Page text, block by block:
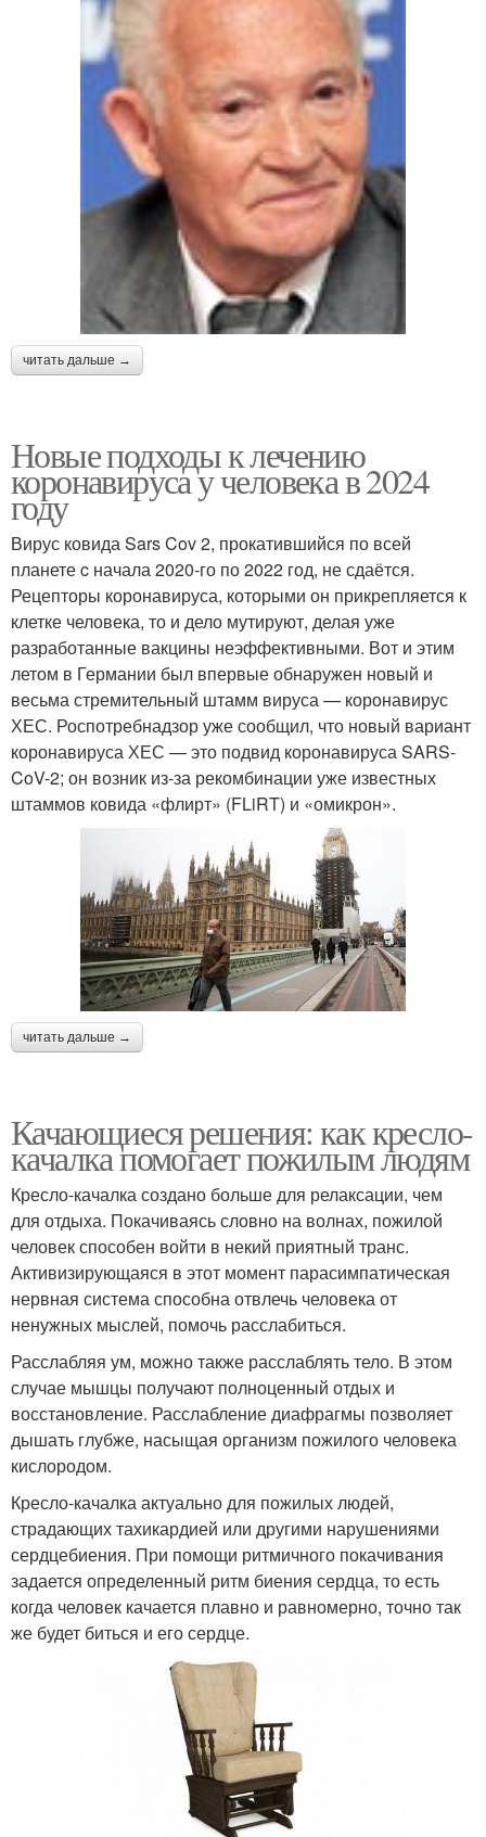
читать дальше →
Новые подходы к лечению
коронавируса у человека в 2024
году
Вирус ковида Sars Cov 2, прокатившийся по всей
планете c начала 2020-го по 2022 год, не сдаётся.
Рецепторы коронавируса, которыми он прикрепляется к
клетке человека, то и дело мутируют, делая уже
разработанные вакцины неэффективными. Вот и этим
летом в Германии был впервые обнаружен новый и
весьма стремительный штамм вируса — коронавирус
ХЕС. Роспотребнадзор уже сообщил, что новый вариант
коронавируса ХЕС — это подвид коронавируса SARS-
CoV-2; он возник из-за рекомбинации уже известных
штаммов ковида «флирт» (FLiRT) и «омикрон».
читать дальше →
Качающиеся решения: как кресло-
качалка помогает пожилым людям
Кресло-качалка создано больше для релаксации, чем
для отдыха. Покачиваясь словно на волнах, пожилой
человек способен войти в некий приятный транс.
Активизирующаяся в этот момент парасимпатическая
нервная система способна отвлечь человека от
ненужных мыслей, помочь расслабиться.
Расслабляя ум, можно также расслаблять тело. В этом
случае мышцы получают полноценный отдых и
восстановление. Расслабление диафрагмы позволяет
дышать глубже, насыщая организм пожилого человека
кислородом.
Кресло-качалка актуально для пожилых людей,
страдающих тахикардией или другими нарушениями
сердцебиения. При помощи ритмичного покачивания
задается определенный ритм биения сердца, то есть
когда человек качается плавно и равномерно, точно так
же будет биться и его сердце.